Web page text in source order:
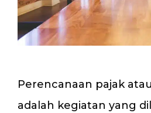
Perencanaan pajak
adalah kegiatan yang